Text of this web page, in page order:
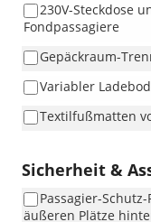
230V-Steckdose
Fondpassagiere
Gepäckraum-
Variabler
Textilfußmatten
Sicherheit &
Passagier-
äußeren Plätze